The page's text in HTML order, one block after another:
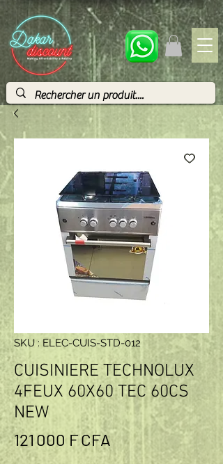
SKU : ELEC-CUIS-STD-012
CUISINIERE TECHNOLUX
4FEUX 60X60 TEC 60CS
NEW
121 000 F CFAPrix